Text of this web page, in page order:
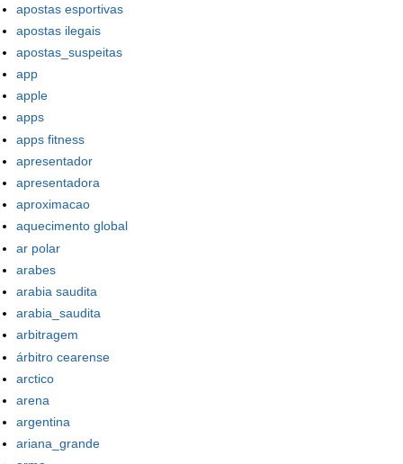
apostas esportivas
apostas ilegais
apostas_suspeitas
app
apple
apps
apps fitness
apresentador
apresentadora
aproximacao
aquecimento global
ar polar
arabes
arabia saudita
arabia_saudita
arbitragem
árbitro cearense
arctico
arena
argentina
ariana_grande